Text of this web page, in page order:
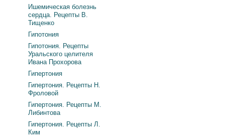
Ишемическая болезнь
сердца. Рецепты В.
Тищенко
Гипотония
Гипотония. Рецепты
Уральского целителя
Ивана Прохорова
Гипертония
Гипертония. Рецепты Н.
Фроловой
Гипертония. Рецепты М.
Либинтова
Гипертония. Рецепты Л.
Ким